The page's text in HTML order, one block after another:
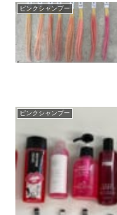
ピンクシャンプー
ピンクシャンプー